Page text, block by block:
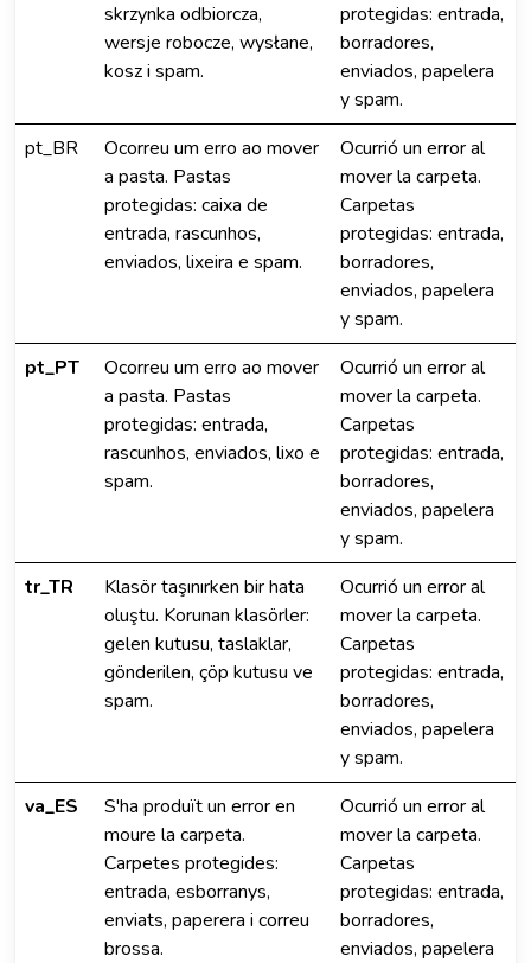
skrzynka odbiorcza,
wersje robocze, wysłane,
kosz i spam.
protegidas: entrada,
borradores,
enviados, papelera
y spam.
pt_BR
Ocorreu um erro ao mover
a pasta. Pastas
protegidas: caixa de
entrada, rascunhos,
enviados, lixeira e spam.
Ocurrió un error al
mover la carpeta.
Carpetas
protegidas: entrada,
borradores,
enviados, papelera
y spam.
pt_PT
Ocorreu um erro ao mover
a pasta. Pastas
protegidas: entrada,
rascunhos, enviados, lixo e
spam.
Ocurrió un error al
mover la carpeta.
Carpetas
protegidas: entrada,
borradores,
enviados, papelera
y spam.
tr_TR
Klasör taşınırken bir hata
oluştu. Korunan klasörler:
gelen kutusu, taslaklar,
gönderilen, çöp kutusu ve
spam.
Ocurrió un error al
mover la carpeta.
Carpetas
protegidas: entrada,
borradores,
enviados, papelera
y spam.
va_ES
S'ha produït un error en
moure la carpeta.
Carpetes protegides:
entrada, esborranys,
enviats, paperera i correu
brossa.
Ocurrió un error al
mover la carpeta.
Carpetas
protegidas: entrada,
borradores,
enviados, papelera